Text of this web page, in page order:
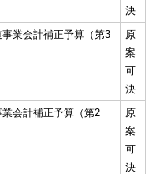
決
業会計補正予算（第3
原
案
可
決
会計補正予算（第2
原
案
可
決